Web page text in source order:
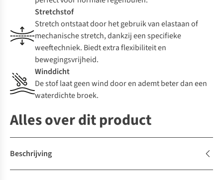
Stretchstof
Stretch ontstaat door het gebruik van elastaan of
mechanische stretch, dankzij een specifieke
weeftechniek. Biedt extra flexibiliteit en
bewegingsvrijheid.
Winddicht
De stof laat geen wind door en ademt beter dan een
waterdichte broek.
Alles over dit product
Beschrijving